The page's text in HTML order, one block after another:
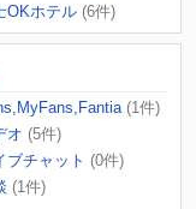
OKホテル (6件)
(1件)
オ (5件)
ブチャット (0件)
(1件)